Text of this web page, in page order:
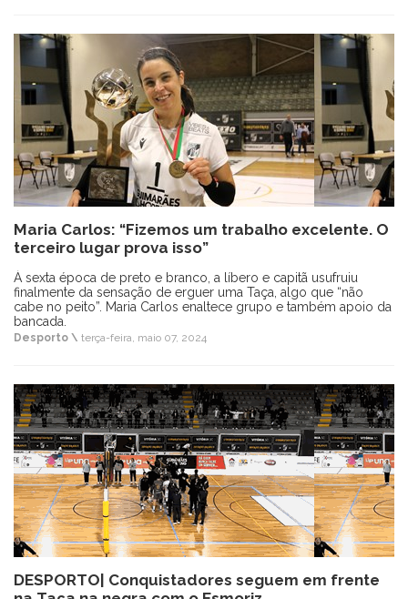
Maria Carlos: “Fizemos um trabalho excelente. O
terceiro lugar prova isso”
À sexta época de preto e branco, a líbero e capitã usufruiu
finalmente da sensação de erguer uma Taça, algo que “não
cabe no peito”. Maria Carlos enaltece grupo e também apoio da
bancada.
Desporto \ terça-feira, maio 07, 2024
DESPORTO| Conquistadores seguem em frente